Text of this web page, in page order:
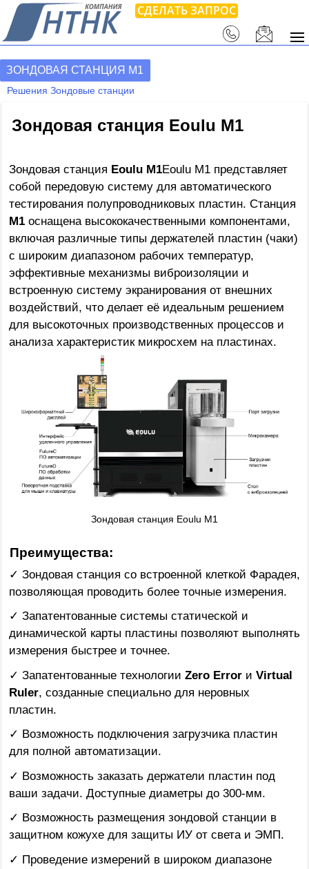
СДЕЛАТЬ ЗАПРОС
ЗОНДОВАЯ СТАНЦИЯ M1
Решения Зондовые станции
Зондовая станция Eoulu M1
Зондовая станция Eoulu M1Eoulu M1 представляет
собой передовую систему для автоматического
тестирования полупроводниковых пластин. Станция
M1оснащена высококачественными компонентами,
включая различные типы держателей пластин (чаки)
с широким диапазоном рабочих температур,
эффективные механизмы виброизоляции и
встроенную систему экранирования от внешних
воздействий, что делает её идеальным решением
для высокоточных производственных процессов и
анализа характеристик микросхем на пластинах.
Зондовая станция Eoulu M1
Преимущества:
✓ Зондовая станция со встроенной клеткой Фарадея,
позволяющая проводить более точные измерения.
✓ Запатентованные системы статической и
динамической карты пластины позволяют выполнять
измерения быстрее и точнее.
✓ Запатентованные технологии Zero Errorи Virtual
Ruler, созданные специально для неровных
пластин.
✓ Возможность подключения загрузчика пластин
для полной автоматизации.
✓ Возможность заказать держатели пластин под
ваши задачи. Доступные диаметры до 300-мм.
✓ Возможность размещения зондовой станции в
защитном кожухе для защиты ИУ от света и ЭМП.
✓ Проведение измерений в широком диапазоне